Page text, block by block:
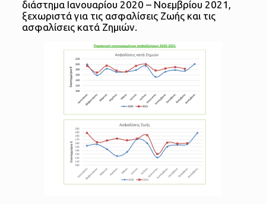
διάστημα Ιανουαρίου 2020 – Νοεμβρίου 2021,
ξεχωριστά για τις ασφαλίσεις Ζωής και τις
ασφαλίσεις κατά Ζημιών.